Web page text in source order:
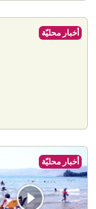
أخبار محليّة
أخبار محليّة